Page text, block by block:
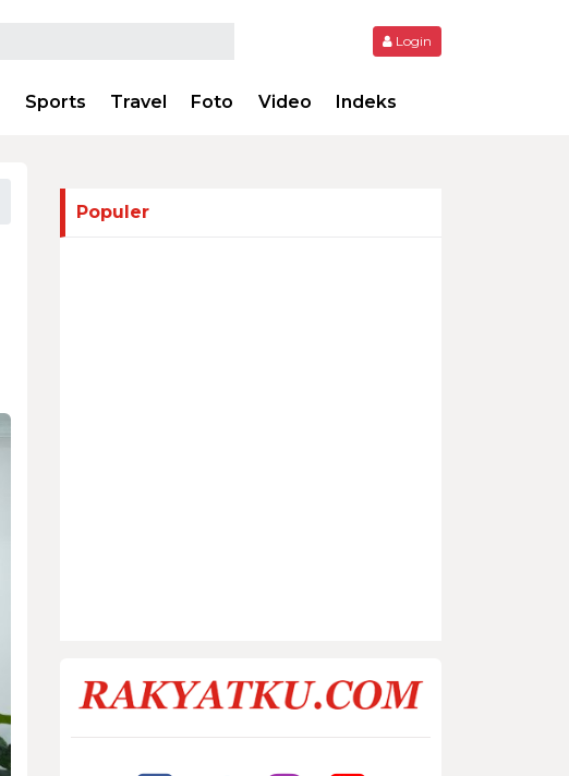
Login
Sports Travel Foto Video Indeks
Populer